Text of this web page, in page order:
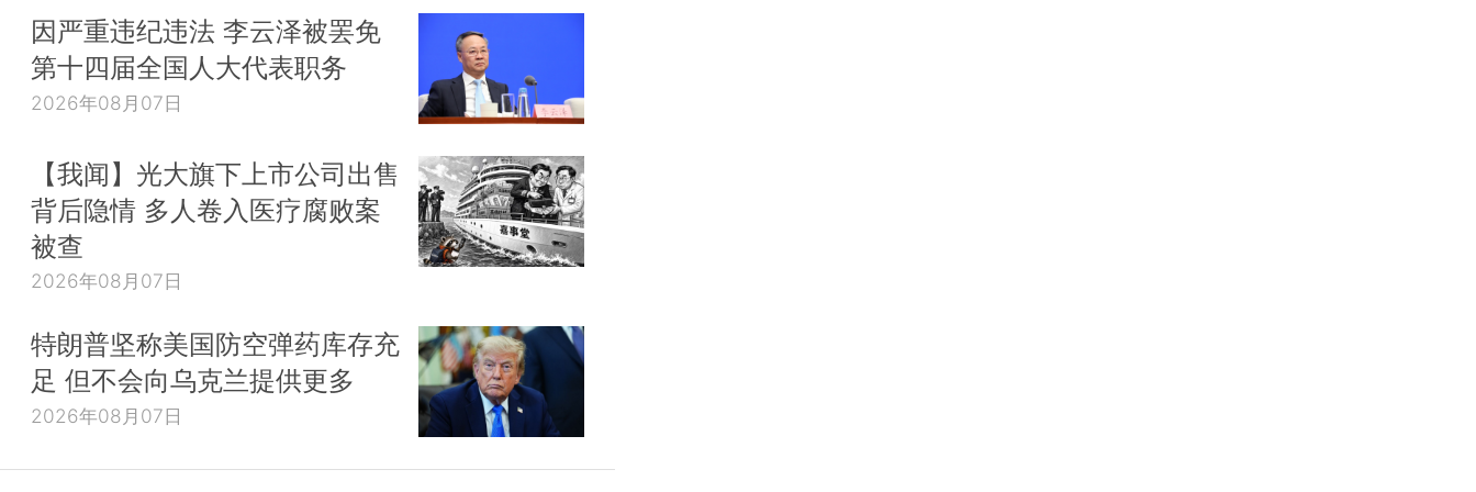
因严重违纪违法 李云泽被罢免
第十四届全国人大代表职务
2026年08月07日
【我闻】光大旗下上市公司出售
背后隐情 多人卷入医疗腐败案
被查
2026年08月07日
特朗普坚称美国防空弹药库存充
足 但不会向乌克兰提供更多
2026年08月07日